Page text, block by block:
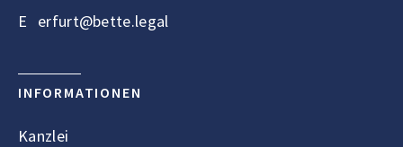
E erfurt@bette.legal
INFORMATIONEN
Kanzlei